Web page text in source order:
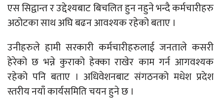
एस सिद्वान्त र उद्देश्यबाट बिचलित हुन नहुने भन्दै कर्मचारीहरु
अठोटका साथ अघि बढन आवश्यक रहेको बताए ।
उनीहरुले हामी सरकारी कर्मचारीहरुलाई जनताले कसरी
हेरेको छ भन्ने कुराको हेक्का राखेर काम गर्न आगवश्यक
रहेको पनि बताए । अधिवेशनबाट संगठनको मधेश प्रदेश
स्तरीय नयाँ कार्यसमिति चयन हुने छ ।